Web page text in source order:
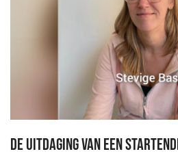
De uitdaging van een